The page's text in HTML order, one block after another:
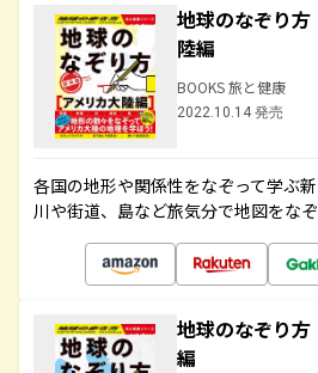
地球のなぞり
陸編
BOOKS 旅と健康
2022.10.14 発売
各国の地形や関係性をなぞって学ぶ
川や街道、島など旅気分で地図をな
地球のなぞり
編